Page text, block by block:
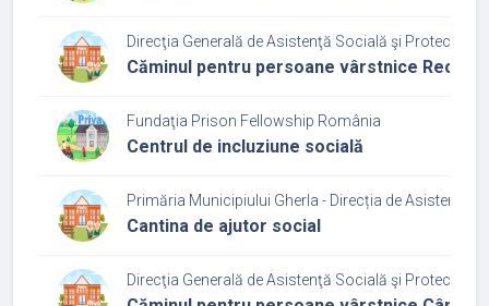
Direcţia Generală de Asistenţă Socială şi Protecţia
Căminul pentru persoane vârstnice Recea
Fundaţia Prison Fellowship România
Centrul de incluziune socială
Primăria Municipiului Gherla - Direcția de Asistenţă
Cantina de ajutor social
Direcţia Generală de Asistenţă Socială şi Protecţia